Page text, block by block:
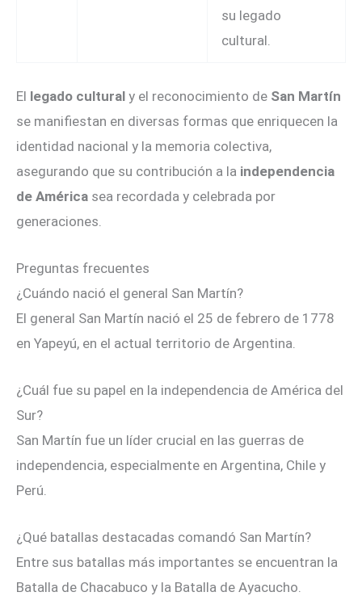
su legado
cultural.
El legado cultural y el reconocimiento de San Martín
se manifiestan en diversas formas que enriquecen la
identidad nacional y la memoria colectiva,
asegurando que su contribución a la independencia
de América sea recordada y celebrada por
generaciones.
Preguntas frecuentes
¿Cuándo nació el general San Martín?
El general San Martín nació el 25 de febrero de 1778
en Yapeyú, en el actual territorio de Argentina.
¿Cuál fue su papel en la independencia de América del
Sur?
San Martín fue un líder crucial en las guerras de
independencia, especialmente en Argentina, Chile y
Perú.
¿Qué batallas destacadas comandó San Martín?
Entre sus batallas más importantes se encuentran la
Batalla de Chacabuco y la Batalla de Ayacucho.